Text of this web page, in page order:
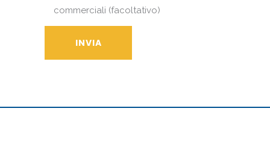
commerciali (facoltativo)